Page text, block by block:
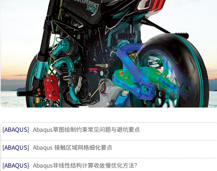
[ABAQUS] Abaqus草图绘制约束常见问题与避坑要点
[ABAQUS] Abaqus 接触区域网格细化要点
[ABAQUS] Abaqus非线性结构计算收敛慢优化方法？